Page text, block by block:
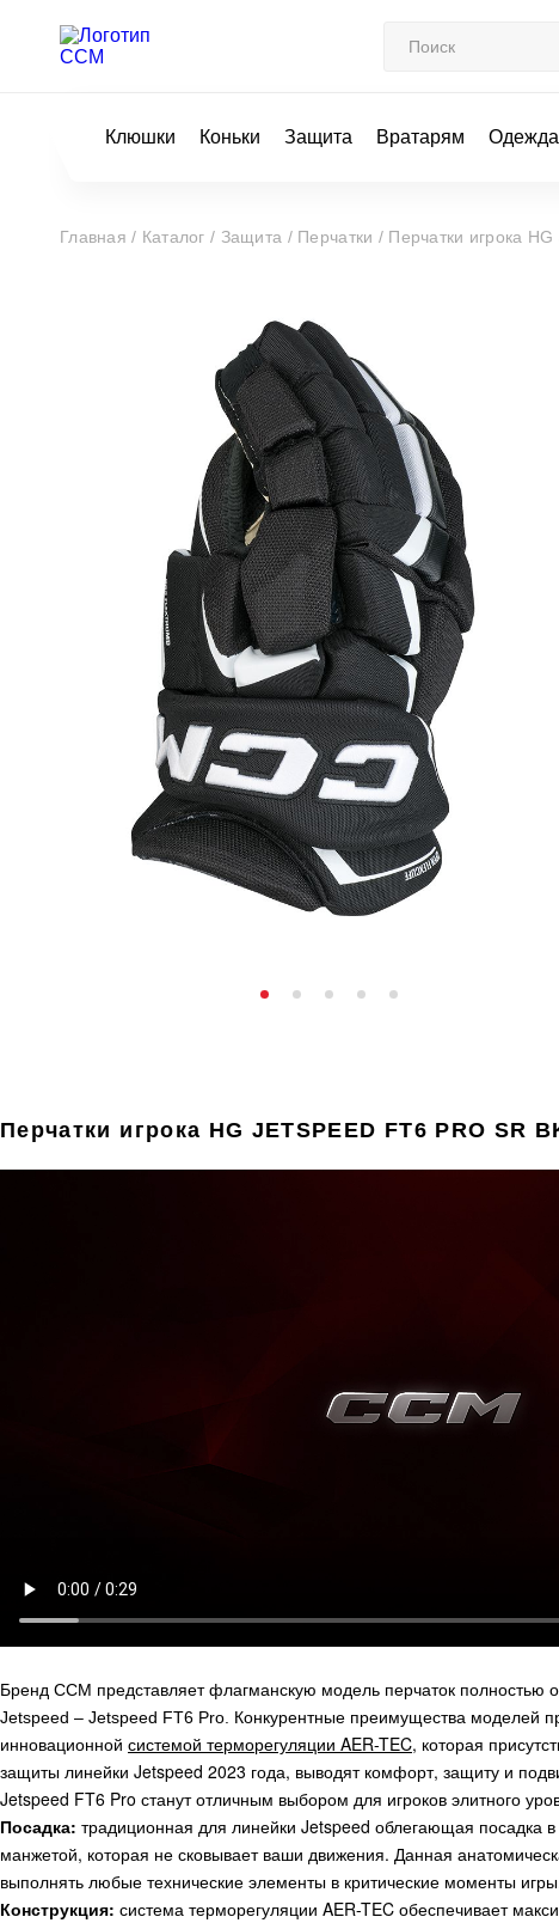
Клюшки Коньки Защита Вратарям Одежда
Главная / Каталог / Защита / Перчатки / Перчатки игрока
Перчатки игрока HG JETSPEED FT6 PRO SR
Бренд CCM представляет флагманскую модель перчаток полностью
Jetspeed – Jetspeed FT6 Pro. Конкурентные преимущества моделей
инновационной системой терморегуляции AER-TEC, которая
защиты линейки Jetspeed 2023 года, выводят комфорт, защиту и
Jetspeed FT6 Pro станут отличным выбором для игроков элитного
Посадка: традиционная для линейки Jetspeed облегающая посадка
манжетой, которая не сковывает ваши движения. Данная
выполнять любые технические элементы в критические моменты
Конструкция: система терморегуляции AER-TEC обеспечивает